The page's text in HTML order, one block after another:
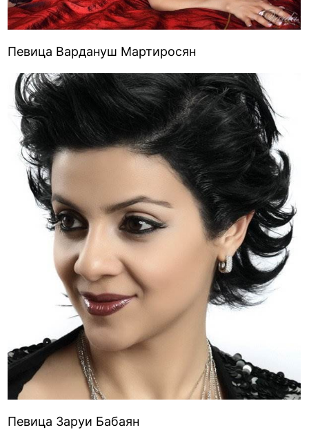
Певица Вардануш Мартиросян
Певица Заруи Бабаян